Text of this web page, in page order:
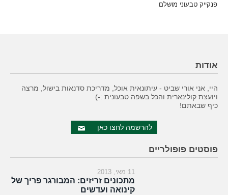
פנקייק טבעוני מושלם
אודות
היי, אני אורי שביט - עיתונאית אוכל, מדריכת סדנאות בישול, מרצה
ויועצת קולינארית והכל בשפה טבעונית :-)
כיף שבאתם!
להרשמה לחצו כאן
פוסטים פופולריים
11 מאי, 2013
מתכונים זריזים: המבורגר פריך של
קינואה ועדשים